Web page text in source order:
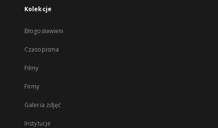
Kolekcje
Błogosławieni
Czasopisma
Filmy
Firmy
Galeria zdjęć
Instytucje